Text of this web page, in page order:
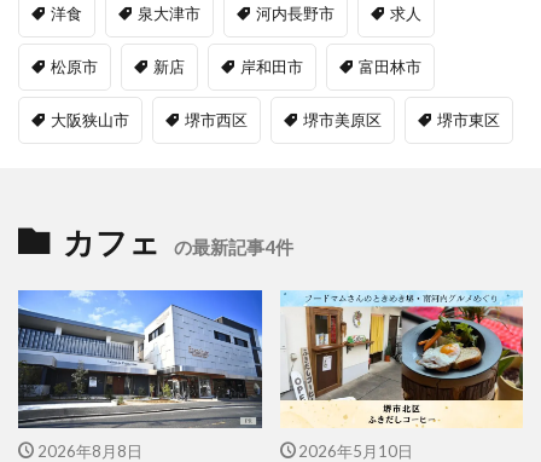
洋食 泉大津市 河内長野市 求人
松原市 新店 岸和田市 富田林市
大阪狭山市 堺市西区 堺市美原区 堺市東区
カフェ の最新記事4件
2026年8月8日 2026年5月10日